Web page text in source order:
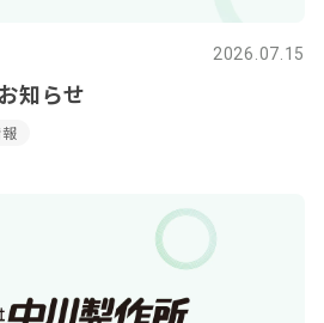
2026.07.15
知らせ